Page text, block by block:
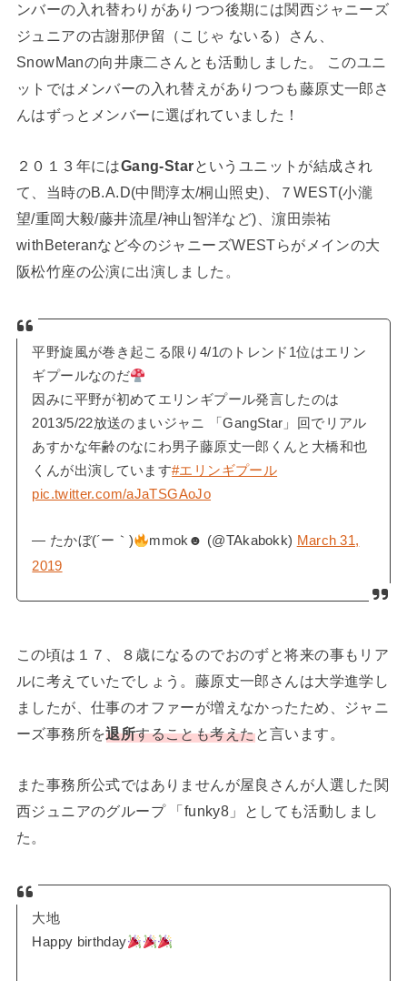
ンバーの入れ替わりがありつつ後期には関西ジャニーズ
ジュニアの古謝那伊留（こじゃ ないる）さん、
SnowManの向井康二さんとも活動しました。 このユニ
ットではメンバーの入れ替えがありつつも藤原丈一郎さ
んはずっとメンバーに選ばれていました！
２０１３年にはGang-Star というユニットが結成され
て、当時のB.A.D(中間淳太/桐山照史)、７WEST(小瀧
望/重岡大毅/藤井流星/神山智洋など)、濵田崇祐
withBeteranなど今のジャニーズWESTらがメインの大
阪松竹座の公演に出演しました。
平野旋風が巻き起こる限り4/1のトレンド1位はエリン
ギプールなのだ
因みに平野が初めてエリンギプール発言したのは
2013/5/22放送のまいジャニ 「GangStar」回でリアル
あすかな年齢のなにわ男子藤原丈一郎くんと大橋和也
くんが出演しています#エリンギプール
pic.twitter.com/aJaTSGAoJo
— たかぼ(´ー｀) mmok☻ (@TAkabokk) March 31,
2019
この頃は１７、８歳になるのでおのずと将来の事もリア
ルに考えていたでしょう。藤原丈一郎さんは大学進学し
ましたが、仕事のオファーが増えなかったため、ジャニ
ーズ事務所を退所することも考えたと言います。
また事務所公式ではありませんが屋良さんが人選した関
西ジュニアのグループ 「funky8」としても活動しまし
た。
大地
Happy birthday